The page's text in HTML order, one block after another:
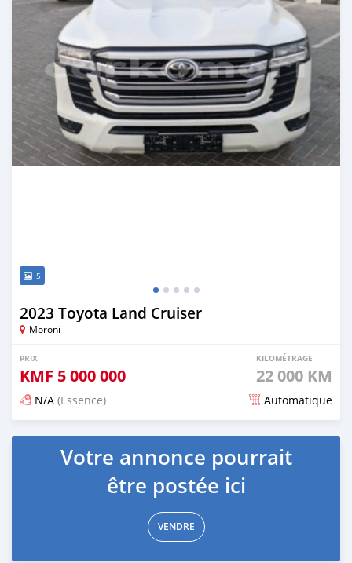
5
2023 Toyota Land Cruiser
Moroni
PRIX
KMF 5 000 000
KILOMÉTRAGE
22 000 KM
N/A (Essence) Automatique
Publié il y a 5 mois
Votre annonce pourrait
être postée ici
VENDRE